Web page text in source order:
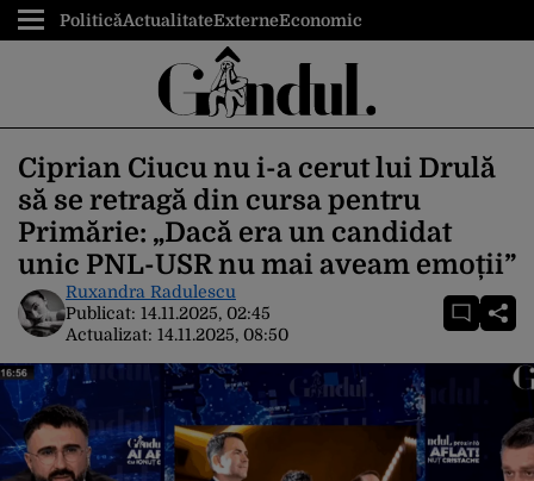
PoliticăActualitateExterneEconomic
Ciprian Ciucu nu i-a cerut lui Drulă
să se retragă din cursa pentru
Primărie: „Dacă era un candidat
unic PNL-USR nu mai aveam emoții”
Ruxandra Radulescu
Publicat: 14.11.2025, 02:45
Actualizat: 14.11.2025, 08:50